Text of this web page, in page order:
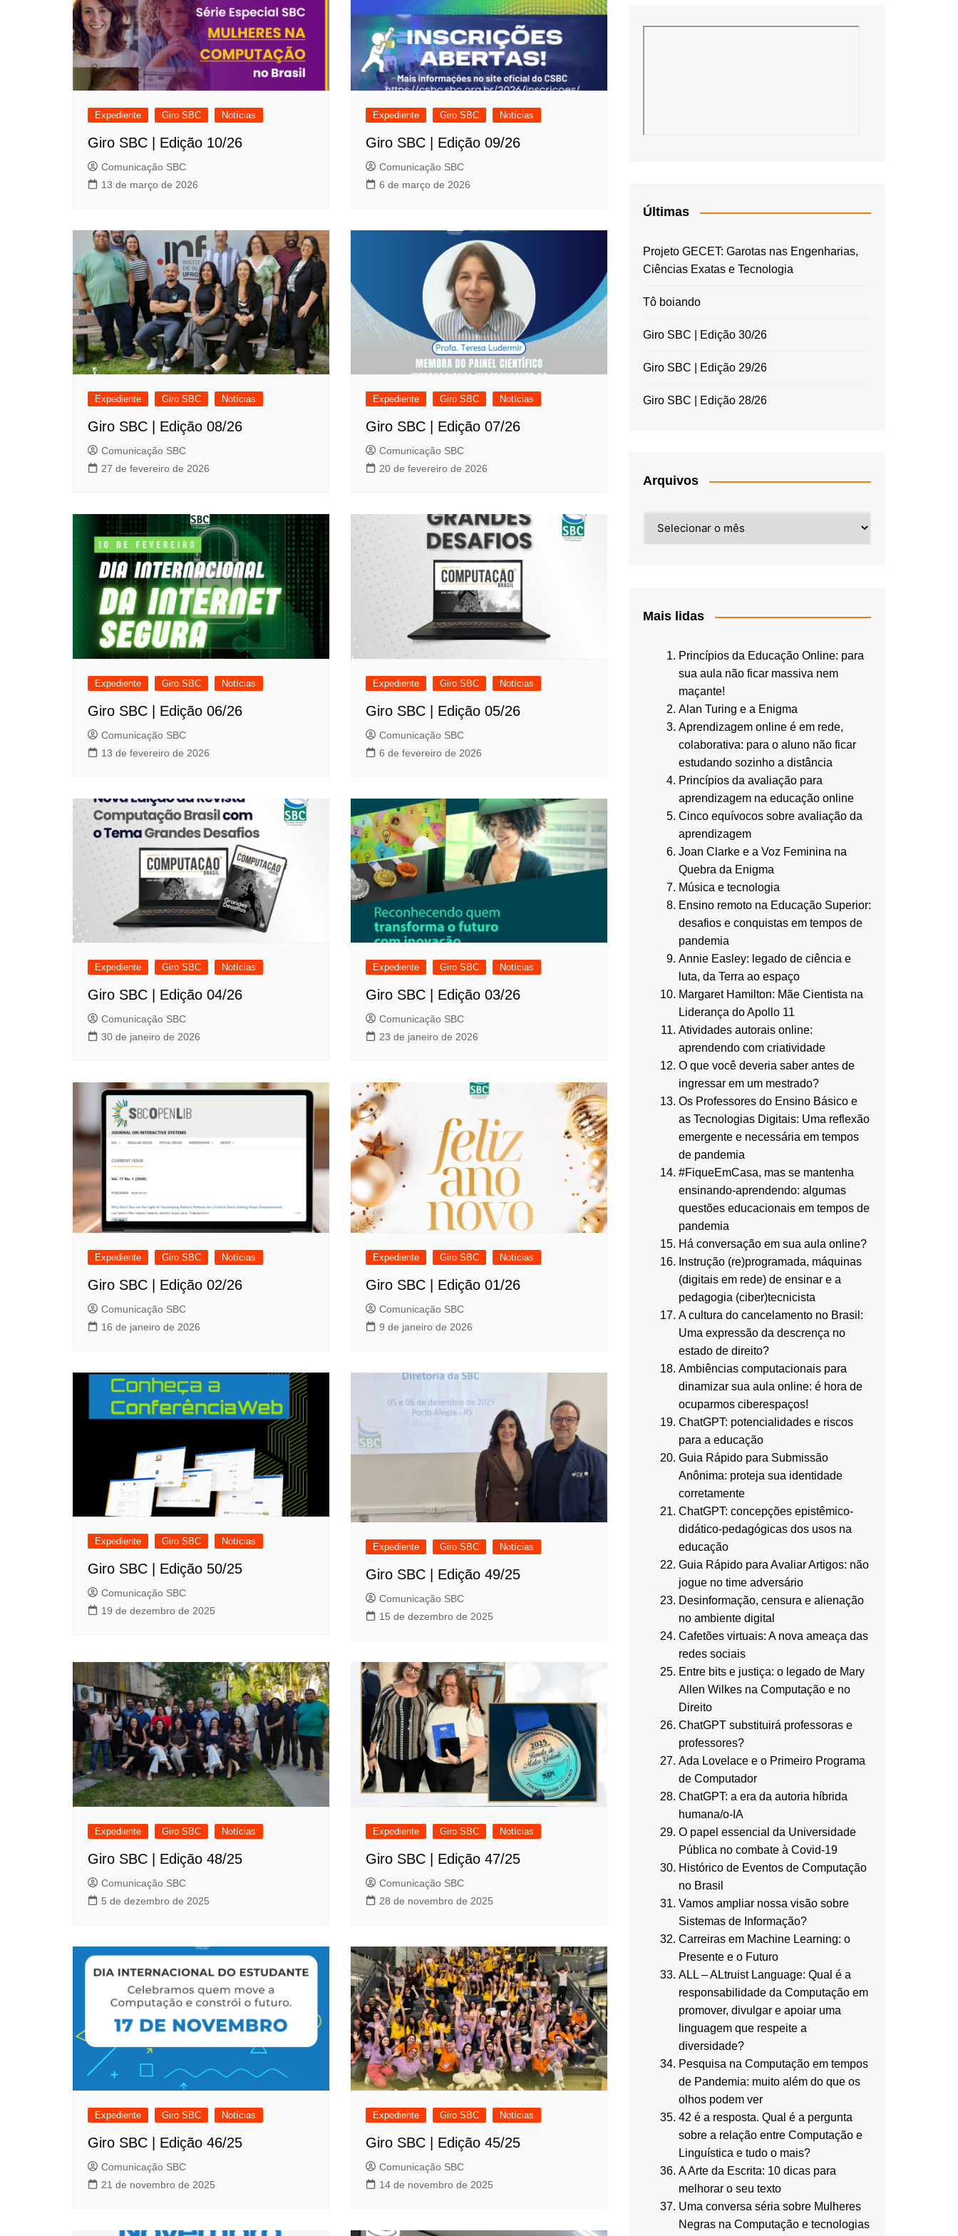
Meninas Digitais
Personalidades da
Computação
Variedades
Histórico
Entrevistas
Eu sou a cara da
Hora do Chat
Expediente Giro SBC Notícias
Giro SBC | Edição 10/26
Comunicação SBC
13 de março de 2026
Expediente Giro SBC Notícias
Giro SBC | Edição 09/26
Comunicação SBC
6 de março de 2026
Expediente Giro SBC Notícias
Giro SBC | Edição 08/26
Comunicação SBC
27 de fevereiro de 2026
Expediente Giro SBC Notícias
Giro SBC | Edição 07/26
Comunicação SBC
20 de fevereiro de 2026
Expediente Giro SBC Notícias
Giro SBC | Edição 06/26
Comunicação SBC
13 de fevereiro de 2026
Expediente Giro SBC Notícias
Giro SBC | Edição 05/26
Comunicação SBC
6 de fevereiro de 2026
Expediente Giro SBC Notícias
Giro SBC | Edição 04/26
Comunicação SBC
30 de janeiro de 2026
Expediente Giro SBC Notícias
Giro SBC | Edição 03/26
Comunicação SBC
23 de janeiro de 2026
Expediente Giro SBC Notícias
Giro SBC | Edição 02/26
Comunicação SBC
16 de janeiro de 2026
Expediente Giro SBC Notícias
Giro SBC | Edição 01/26
Comunicação SBC
9 de janeiro de 2026
Expediente Giro SBC Notícias
Giro SBC | Edição 50/25
Comunicação SBC
19 de dezembro de 2025
Expediente Giro SBC Notícias
Giro SBC | Edição 49/25
Comunicação SBC
15 de dezembro de 2025
Expediente Giro SBC Notícias
Giro SBC | Edição 48/25
Comunicação SBC
5 de dezembro de 2025
Expediente Giro SBC Notícias
Giro SBC | Edição 47/25
Comunicação SBC
28 de novembro de 2025
Expediente Giro SBC Notícias
Giro SBC | Edição 46/25
Comunicação SBC
21 de novembro de 2025
Expediente Giro SBC Notícias
Giro SBC | Edição 45/25
Comunicação SBC
14 de novembro de 2025
Últimas
Projeto GECET: Garotas nas Engenharias,
Ciências Exatas e Tecnologia
Tô boiando
Giro SBC | Edição 30/26
Giro SBC | Edição 29/26
Giro SBC | Edição 28/26
Arquivos
Mais lidas
Princípios da Educação Online: para
sua aula não ficar massiva nem
maçante!
Alan Turing e a Enigma
Aprendizagem online é em rede,
colaborativa: para o aluno não ficar
estudando sozinho a distância
Princípios da avaliação para
aprendizagem na educação online
Cinco equívocos sobre avaliação da
aprendizagem
Joan Clarke e a Voz Feminina na
Quebra da Enigma
Música e tecnologia
Ensino remoto na Educação Superior:
desafios e conquistas em tempos de
pandemia
Annie Easley: legado de ciência e
luta, da Terra ao espaço
Margaret Hamilton: Mãe Cientista na
Liderança do Apollo 11
Atividades autorais online:
aprendendo com criatividade
O que você deveria saber antes de
ingressar em um mestrado?
Os Professores do Ensino Básico e
as Tecnologias Digitais: Uma reflexão
emergente e necessária em tempos
de pandemia
#FiqueEmCasa, mas se mantenha
ensinando-aprendendo: algumas
questões educacionais em tempos de
pandemia
Há conversação em sua aula online?
Instrução (re)programada, máquinas
(digitais em rede) de ensinar e a
pedagogia (ciber)tecnicista
A cultura do cancelamento no Brasil:
Uma expressão da descrença no
estado de direito?
Ambiências computacionais para
dinamizar sua aula online: é hora de
ocuparmos ciberespaços!
ChatGPT: potencialidades e riscos
para a educação
Guia Rápido para Submissão
Anônima: proteja sua identidade
corretamente
ChatGPT: concepções epistêmico-
didático-pedagógicas dos usos na
educação
Guia Rápido para Avaliar Artigos: não
jogue no time adversário
Desinformação, censura e alienação
no ambiente digital
Cafetões virtuais: A nova ameaça das
redes sociais
Entre bits e justiça: o legado de Mary
Allen Wilkes na Computação e no
Direito
ChatGPT substituirá professoras e
professores?
Ada Lovelace e o Primeiro Programa
de Computador
ChatGPT: a era da autoria híbrida
humana/o-IA
O papel essencial da Universidade
Pública no combate à Covid-19
Histórico de Eventos de Computação
no Brasil
Vamos ampliar nossa visão sobre
Sistemas de Informação?
Carreiras em Machine Learning: o
Presente e o Futuro
ALL – ALtruist Language: Qual é a
responsabilidade da Computação em
promover, divulgar e apoiar uma
linguagem que respeite a
diversidade?
Pesquisa na Computação em tempos
de Pandemia: muito além do que os
olhos podem ver
42 é a resposta. Qual é a pergunta
sobre a relação entre Computação e
Linguística e tudo o mais?
A Arte da Escrita: 10 dicas para
melhorar o seu texto
Uma conversa séria sobre Mulheres
Negras na Computação e tecnologias